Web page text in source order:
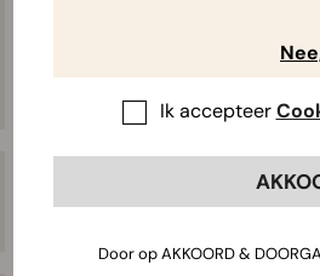
Ik accepteer
Door op AKKOORD &